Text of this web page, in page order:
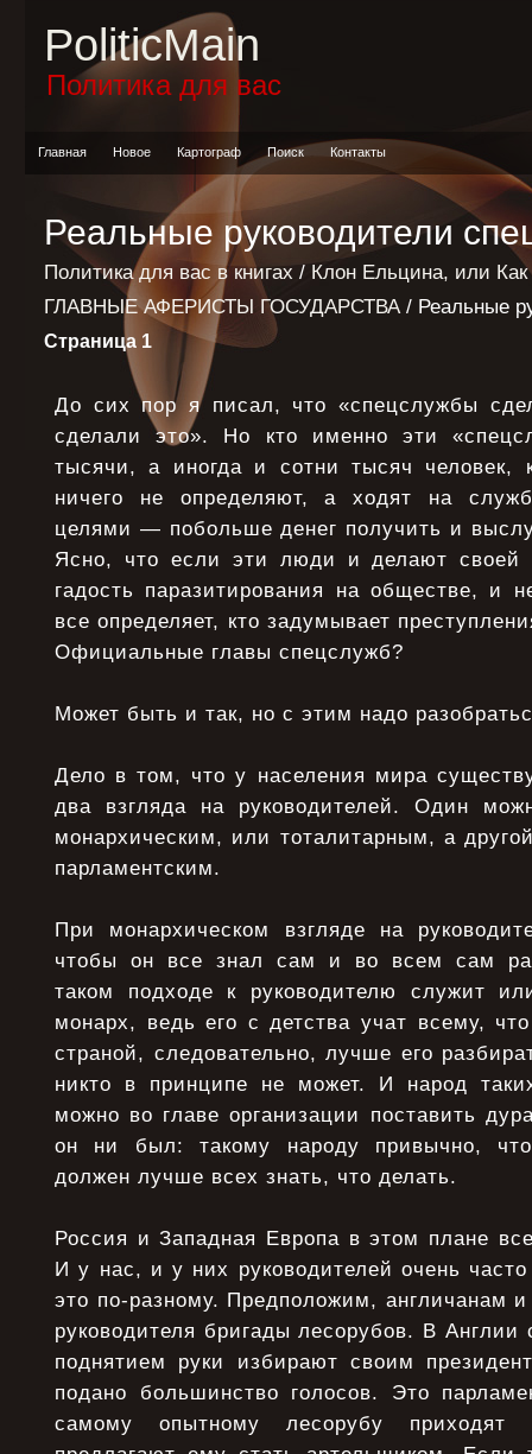
PoliticMain
Политика для вас
Главная Новое Картограф Поиск Контакты
Реальные руководители
Политика для вас в книгах / Клон Ельцина, или
ГЛАВНЫЕ АФЕРИСТЫ ГОСУДАРСТВА/ Реальные
Страница 1
До сих пор я писал, что «спецслужбы
сделали это». Но кто именно эти
тысячи, а иногда и сотни тысяч человек,
ничего не определяют, а ходят на
целями — побольше денег получить и
Ясно, что если эти люди и делают своей
гадость паразитирования на обществе, и
все определяет, кто задумывает
Официальные главы спецслужб?
Может быть и так, но с этим надо
Дело в том, что у населения мира
два взгляда на руководителей. Один
монархическим, или тоталитарным, а
парламентским.
При монархическом взгляде на
чтобы он все знал сам и во всем сам
таком подходе к руководителю служит
монарх, ведь его с детства учат всему,
страной, следовательно, лучше его
никто в принципе не может. И народ
можно во главе организации поставить
он ни был: такому народу привычно, что
должен лучше всех знать, что делать.
Россия и Западная Европа в этом плане
И у нас, и у них руководителей очень
это по-разному. Предположим, англичанам
руководителя бригады лесорубов. В
поднятием руки избирают своим
подано большинство голосов. Это
самому опытному лесорубу приходят